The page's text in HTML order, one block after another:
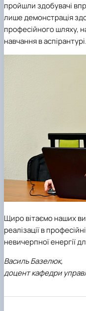
пройшли здобувачі
лише демонстрація
професійного шляху,
навчання в аспірантурі.
Щиро вітаємо наших
реалізації в
невичерпної енергії
Василь Базелюк,
доцент кафедри